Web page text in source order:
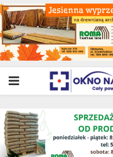
PRIMARY
MENU